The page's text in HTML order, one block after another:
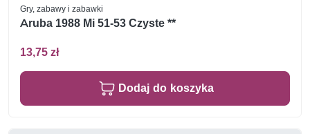
Gry, zabawy i zabawki
Aruba 1988 Mi 51-53 Czyste **
13,75 zł
Dodaj do koszyka